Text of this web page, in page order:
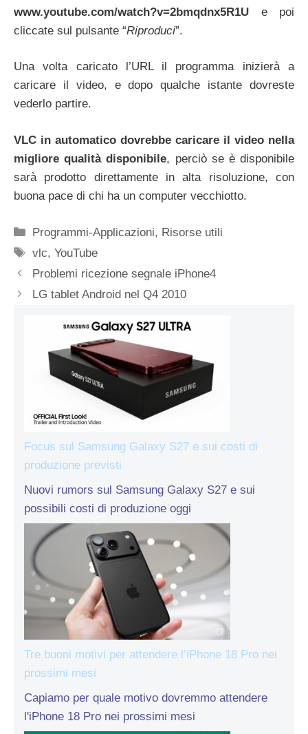
www.youtube.com/watch?v=2bmqdnx5R1U e poi
cliccate sul pulsante “Riproduci”.
Una volta caricato l’URL il programma inizierà a
caricare il video, e dopo qualche istante dovreste
vederlo partire.
VLC in automatico dovrebbe caricare il video nella
migliore qualità disponibile, perciò se è disponibile
sarà prodotto direttamente in alta risoluzione, con
buona pace di chi ha un computer vecchiotto.
Categorie
Programmi-Applicazioni, Risorse utili
Tag
vlc,YouTube
Problemi ricezione segnale iPhone4
LG tablet Android nel Q4 2010
Focus sul Samsung Galaxy S27 e sui costi di
produzione previsti
Nuovi rumors sul Samsung Galaxy S27 e sui
possibili costi di produzione oggi
Tre buoni motivi per attendere l’iPhone 18 Pro nei
prossimi mesi
Capiamo per quale motivo dovremmo attendere
l'iPhone 18 Pro nei prossimi mesi